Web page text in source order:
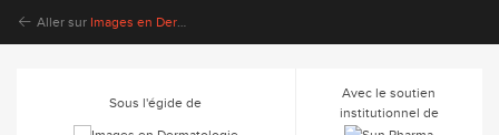
Aller sur Images en Dermatologie
Sous l'égide de
Avec le soutien
institutionnel de